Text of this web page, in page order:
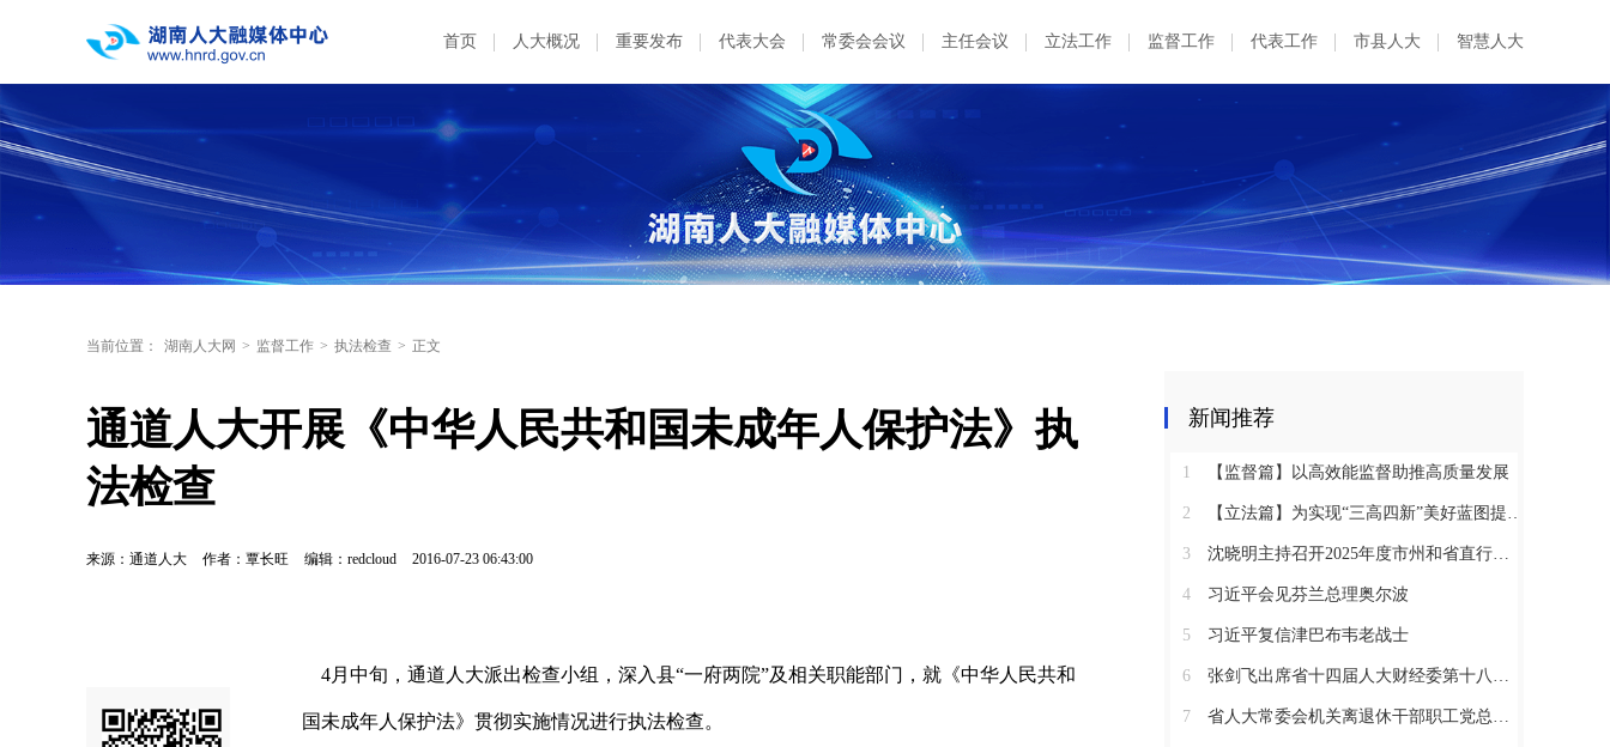
首页 人大概况 重要发布 代表大会 常委会会议 主任会议 立法工作 监督工作 代表工作 市县人大 智慧人大
当前位置： 湖南人大网 > 监督工作 > 执法检查 > 正文
通道人大开展《中华人民共和国未成年人保护法》执
法检查
来源：通道人大 作者：覃长旺 编辑：redcloud 2016-07-23 06:43:00
4月中旬，通道人大派出检查小组，深入县“一府两院”及相关职能部门，就《中华人民共和
国未成年人保护法》贯彻实施情况进行执法检查。
新闻推荐
1 【监督篇】以高效能监督助推高质量发展
2 【立法篇】为实现“三高四新”美好蓝图提供坚实法治保障
3 沈晓明主持召开2025年度市州和省直行业系统党（工）委书记抓基层党建工作述职评议会议
4 习近平会见芬兰总理奥尔波
5 习近平复信津巴布韦老战士
6 张剑飞出席省十四届人大财经委第十八次全体会议
7 省人大常委会机关离退休干部职工党总支召开2025年度总结表彰大会